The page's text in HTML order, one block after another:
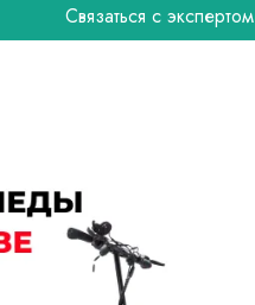
Связаться с экспертом